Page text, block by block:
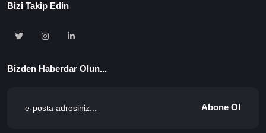
Bizi Takip Edin
Bizden Haberdar Olun...
Abone Ol